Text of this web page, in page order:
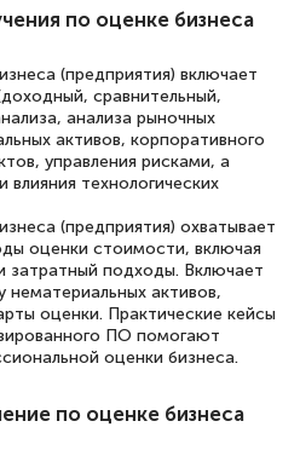
за курс
"Эксперт ЕГЭ по
Много
помогли
Это
рекомендации,
подготовку
пройти
Спасибо!
по оценке бизнеса
(предприятия) включает
сравнительный,
анализа рыночных
активов, корпоративного
управления рисками, а
технологических
(предприятия) охватывает
оценки стоимости, включая
затратный подходы. Включает
активов,
оценки. Практические кейсы
ПО помогают
оценки бизнеса.
по оценке бизнеса